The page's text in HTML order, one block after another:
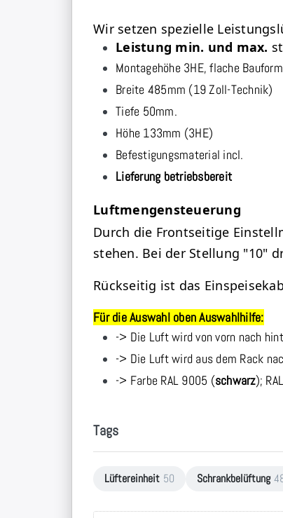
Wir setzen spezielle
Leistung min. und max.
Montagehöhe 3HE, flache Bauform
Breite 485mm (19 Zoll-Technik)
Tiefe 50mm.
Höhe 133mm (3HE)
Befestigungsmaterial incl.
Lieferung betriebsbereit
Luftmengensteuerung
Durch die Frontseitige
stehen. Bei der Stellung "10"
Rückseitig ist das
Für die Auswahl oben Auswahlhilfe:
-> Die Luft wird von vorn nach
-> Die Luft wird aus dem Rack
-> Farbe RAL 9005 (schwarz);
Tags
Lüftereinheit 50 Schrankbelüftung